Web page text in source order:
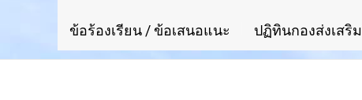
ข้อร้องเรียน / ข้อเสนอแนะ ปฏิทินกองส่งเส